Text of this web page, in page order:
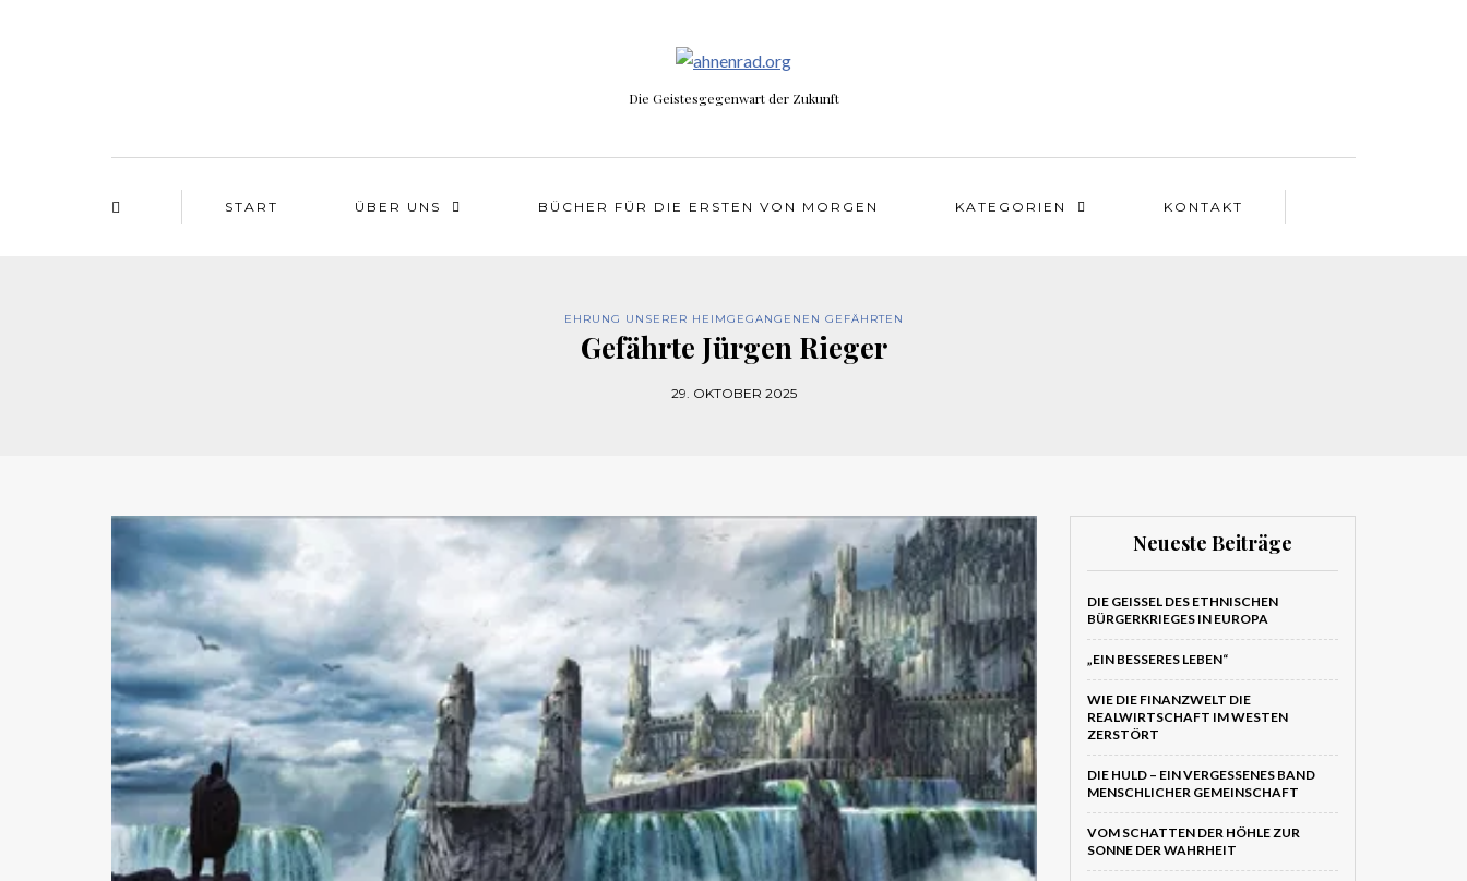
Die Geistesgegenwart der Zukunft
START ÜBER UNS BÜCHER FÜR DIE ERSTEN VON MORGEN KATEGORIEN KONTAKT
EHRUNG UNSERER HEIMGEGANGENEN GEFÄHRTEN
Gefährte Jürgen Rieger
29. OKTOBER 2025
Neueste Beiträge
DIE GEISSEL DES ETHNISCHEN B
ÜRGERKRIEGES IN EUROPA
„EIN BESSERES LEBEN“
WIE DIE FINANZWELT DIE
REALWIRTSCHAFT IM WESTEN
ZERSTÖRT
DIE HULD – EIN VERGESSENES BAND
MENSCHLICHER GEMEINSCHAFT
VOM SCHATTEN DER HÖHLE ZUR
SONNE DER WAHRHEIT